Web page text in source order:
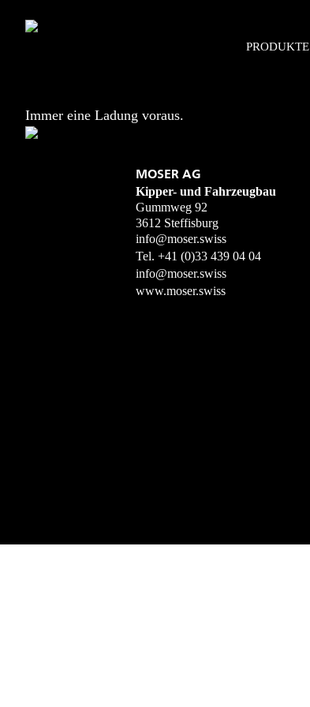
Immer eine Ladung voraus.
PRODUKTE
MOSER AG
Kipper- und Fahrzeugbau
Gummweg 92
3612 Steffisburg
info@moser.swiss
Tel. +41 (0)33 439 04 04
info@moser.swiss
www.moser.swiss